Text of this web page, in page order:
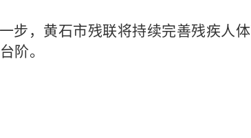
，黄石市残联将持续完善残疾人体
阶。